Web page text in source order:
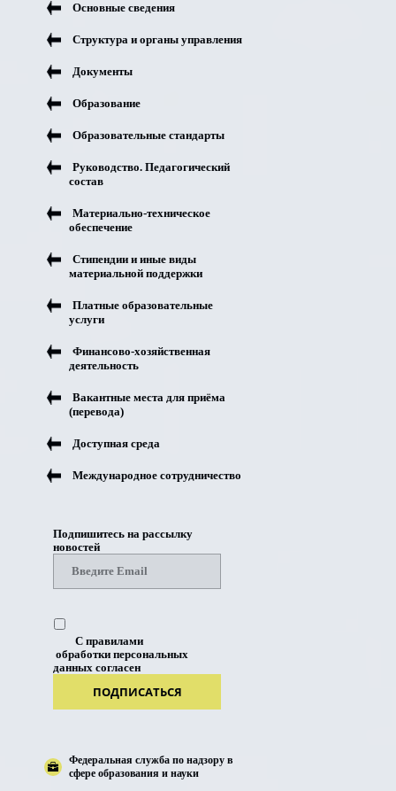
Основные сведения
Структура и органы управления
Документы
Образование
Образовательные стандарты
Руководство. Педагогический
состав
Материально-техническое
обеспечение
Стипендии и иные виды
материальной поддержки
Платные образовательные
услуги
Финансово-хозяйственная
деятельность
Вакантные места для приёма
(перевода)
Доступная среда
Международное сотрудничество
Подпишитесь на рассылку
новостей
С правилами
обработки персональных
данных согласен
ПОДПИСАТЬСЯ
Федеральная служба по надзору в
сфере образования и науки